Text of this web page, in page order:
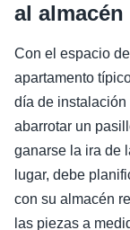
al almacén
Con el espacio
apartamento
día de
abarrotar un
ganarse la ira de
lugar, debe
con su almacén
las piezas a